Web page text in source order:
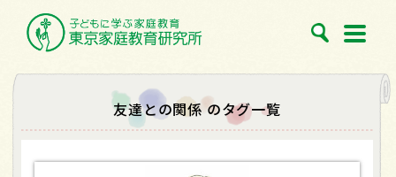
友達との関係 のタグ一覧